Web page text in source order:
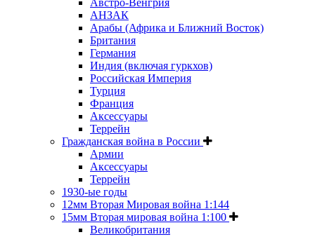
Австро-Венгрия
АНЗАК
Арабы (Африка и Ближний Восток)
Британия
Германия
Индия (включая гуркхов)
Российская Империя
Турция
Франция
Аксессуары
Террейн
Гражданская война в России
Армии
Аксессуары
Террейн
1930-ые годы
12мм Вторая Мировая война 1:144
15мм Вторая мировая война 1:100
Великобритания